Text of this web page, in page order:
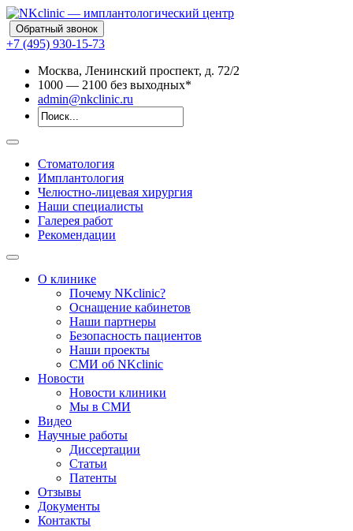
Обратный звонок
+7 (495) 930-15-73
Москва, Ленинский проспект, д. 72/2
1000 — 2100 без выходных*
admin@nkclinic.ru
Стоматология
Имплантология
Челюстно-лицевая хирургия
Наши специалисты
Галерея работ
Рекомендации
О клинике
Почему NKclinic?
Оснащение кабинетов
Наши партнеры
Безопасность пациентов
Наши проекты
СМИ об NKclinic
Новости
Новости клиники
Мы в СМИ
Видео
Научные работы
Диссертации
Статьи
Патенты
Отзывы
Документы
Контакты